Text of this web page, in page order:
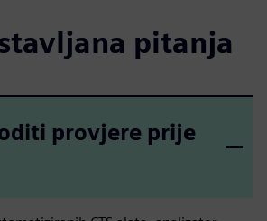
pitanja
provjere prije